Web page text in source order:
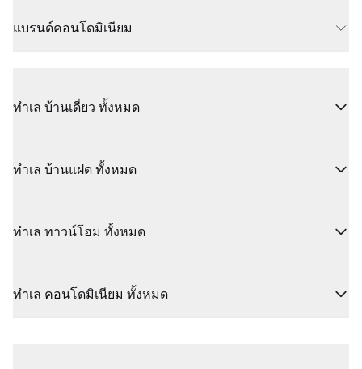
แบรนด์คอนโดมิเนียม
ทำเล บ้านเดี่ยว ทั้งหมด
ทำเล บ้านแฝด ทั้งหมด
ทำเล ทาวน์โฮม ทั้งหมด
ทำเล คอนโดมิเนียม ทั้งหมด